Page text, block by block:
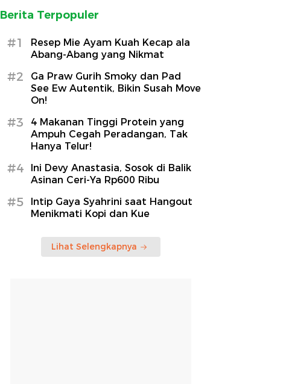
Berita Terpopuler
#1
Resep Mie Ayam Kuah Kecap ala
Abang-Abang yang Nikmat
#2
Ga Praw Gurih Smoky dan Pad
See Ew Autentik, Bikin Susah Move
On!
#3
4 Makanan Tinggi Protein yang
Ampuh Cegah Peradangan, Tak
Hanya Telur!
#4
Ini Devy Anastasia, Sosok di Balik
Asinan Ceri-Ya Rp600 Ribu
#5
Intip Gaya Syahrini saat Hangout
Menikmati Kopi dan Kue
Lihat Selengkapnya